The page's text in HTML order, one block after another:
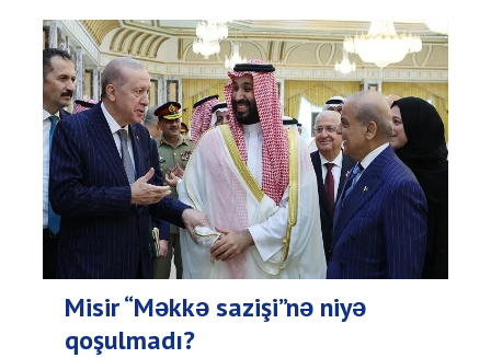
Misir “Məkkə sazişi”nə niyə
qoşulmadı?